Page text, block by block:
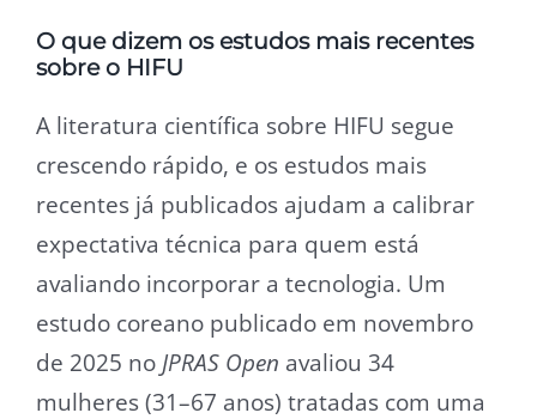
O que dizem os estudos mais recentes
sobre o HIFU
A literatura científica sobre HIFU segue
crescendo rápido, e os estudos mais
recentes já publicados ajudam a calibrar
expectativa técnica para quem está
avaliando incorporar a tecnologia. Um
estudo coreano publicado em novembro
de 2025 no JPRAS Open avaliou 34
mulheres (31–67 anos) tratadas com uma